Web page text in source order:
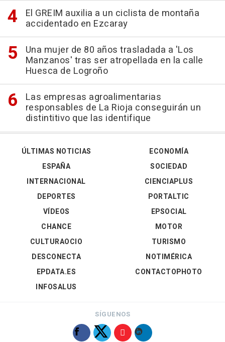
El GREIM auxilia a un ciclista de montaña
accidentado en Ezcaray
Una mujer de 80 años trasladada a 'Los
Manzanos' tras ser atropellada en la calle
Huesca de Logroño
Las empresas agroalimentarias
responsables de La Rioja conseguirán un
distintitivo que las identifique
ÚLTIMAS NOTICIAS
ESPAÑA
INTERNACIONAL
DEPORTES
VÍDEOS
ECONOMÍA
SOCIEDAD
CIENCIAPLUS
PORTALTIC
EPSOCIAL
CHANCE
CULTURAOCIO
DESCONECTA
EPDATA.ES
INFOSALUS
MOTOR
TURISMO
NOTIMÉRICA
CONTACTOPHOTO
SÍGUENOS